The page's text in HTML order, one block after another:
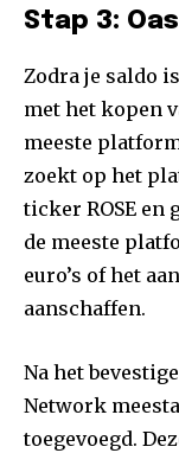
Stap 3:
Zodra je saldo
met het kopen
meeste
zoekt op het
ticker ROSE en
de meeste
euro’s of het
aanschaffen.
Na het
Network
toegevoegd.